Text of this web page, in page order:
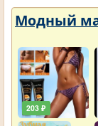
Модный
203 ₽